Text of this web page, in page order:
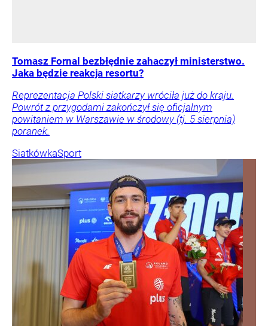
Tomasz Fornal bezbłędnie zahaczył ministerstwo.
Jaka będzie reakcja resortu?
Reprezentacja Polski siatkarzy wróciła już do kraju.
Powrót z przygodami zakończył się oficjalnym
powitaniem w Warszawie w środowy (tj. 5 sierpnia)
poranek.
SiatkówkaSport